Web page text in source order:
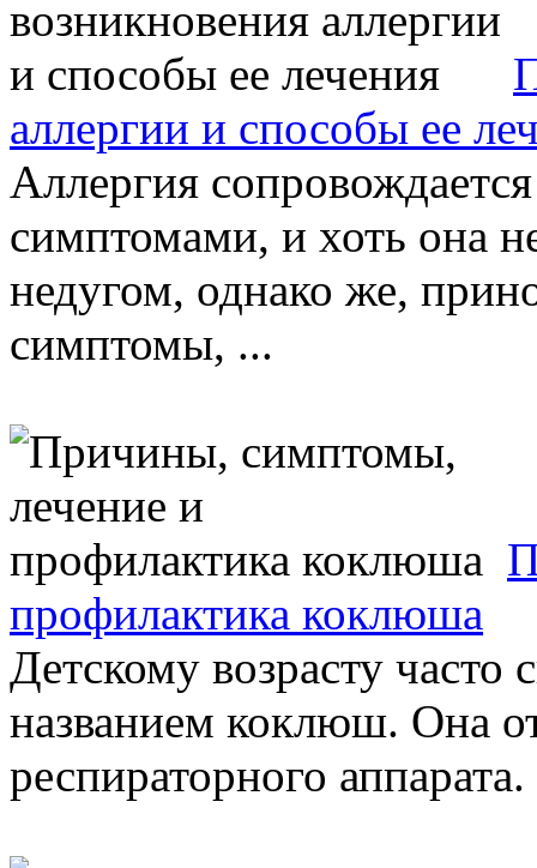
аллергии и способы ее
Аллергия
симптомами, и хоть она
недугом, однако же,
симптомы, ...
профилактика коклюша
Детскому возрасту часто
названием коклюш. Она
респираторного